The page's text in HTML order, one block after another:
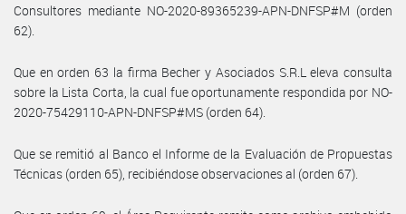
Consultores mediante NO-2020-89365239-APN-DNFSP#M (orden
62).
Que en orden 63 la firma Becher y Asociados S.R.L eleva consulta
sobre la Lista Corta, la cual fue oportunamente respondida por NO-
2020-75429110-APN-DNFSP#MS (orden 64).
Que se remitió al Banco el Informe de la Evaluación de Propuestas
Técnicas (orden 65), recibiéndose observaciones al (orden 67).